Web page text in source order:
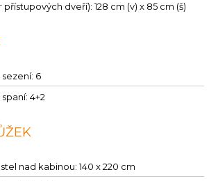
přístupových dveří): 128 cm (v) x 85 cm (š)
6
4+2
nad kabinou: 140 x 220 cm